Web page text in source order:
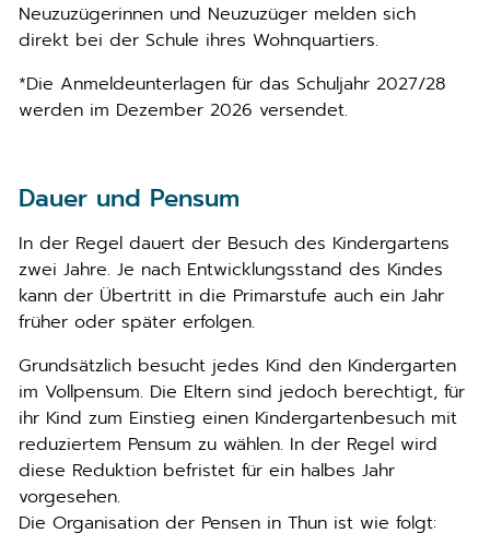
Neuzuzügerinnen und Neuzuzüger melden sich
direkt bei der Schule ihres Wohnquartiers.
*Die Anmeldeunterlagen für das Schuljahr 2027/28
werden im Dezember 2026 versendet.
Dauer und Pensum
In der Regel dauert der Besuch des Kindergartens
zwei Jahre. Je nach Entwicklungsstand des Kindes
kann der Übertritt in die Primarstufe auch ein Jahr
früher oder später erfolgen.
Grundsätzlich besucht jedes Kind den Kindergarten
im Vollpensum. Die Eltern sind jedoch berechtigt, für
ihr Kind zum Einstieg einen Kindergartenbesuch mit
reduziertem Pensum zu wählen. In der Regel wird
diese Reduktion befristet für ein halbes Jahr
vorgesehen.
Die Organisation der Pensen in Thun ist wie folgt: